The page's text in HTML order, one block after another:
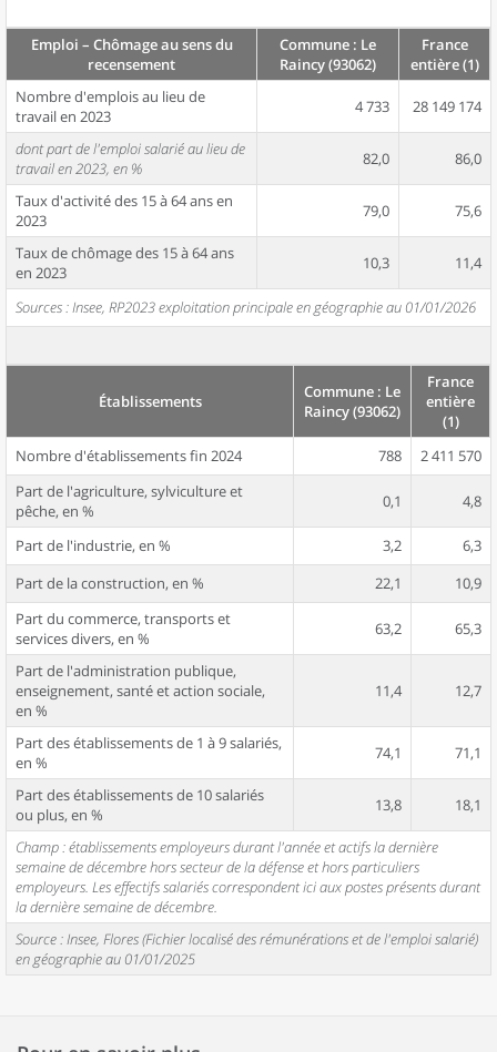
Emploi – Chômage au sens du
recensement
Commune : Le
Raincy (93062)
France
entière (1)
Nombre d'emplois au lieu de
travail en 2023
4 733 28 149 174
dont part de l'emploi salarié au lieu de
travail en 2023, en %
82,0 86,0
Taux d'activité des 15 à 64 ans en
2023
79,0 75,6
Taux de chômage des 15 à 64 ans
en 2023
10,3 11,4
Sources : Insee, RP2023 exploitation principale en géographie au 01/01/2026
Établissements
Commune : Le
Raincy (93062)
France
entière
(1)
Nombre d'établissements fin 2024
788
2 411 570
Part de l'agriculture, sylviculture et
pêche, en %
0,1 4,8
Part de l'industrie, en % 3,2
6,3
Part de la construction, en %
22,1
10,9
Part du commerce, transports et
services divers, en %
63,2 65,3
Part de l'administration publique,
enseignement, santé et action sociale,
en %
11,4 12,7
Part des établissements de 1 à 9 salariés,
en %
74,1 71,1
Part des établissements de 10 salariés
ou plus, en %
13,8 18,1
Champ : établissements employeurs durant l'année et actifs la dernière
semaine de décembre hors secteur de la défense et hors particuliers
employeurs. Les effectifs salariés correspondent ici aux postes présents durant
la dernière semaine de décembre.
Source : Insee, Flores (Fichier localisé des rémunérations et de l'emploi salarié)
en géographie au 01/01/2025